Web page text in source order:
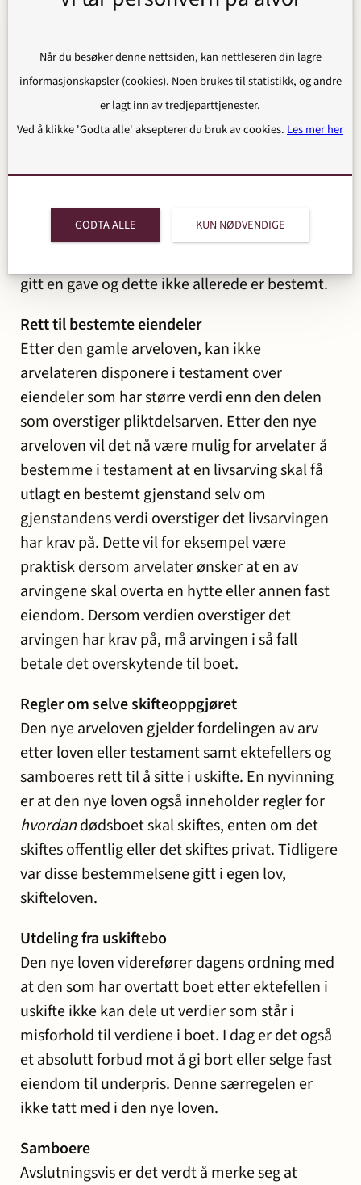
Etter den nye loven må dette avklares før
anledning til å avgjøre om han/hun aksepterer
en slik betingelse.
Det følger av loven at en slik betingelse bør
livsarvingene.
Når dagens regler gjelder fram til årsskiftet,
betyr det at det haster med å bestemme at
gitt en gave og dette ikke allerede er bestemt.
Rett til bestemte eiendeler
Etter den gamle arveloven, kan ikke
arvelateren disponere i testament over
eiendeler som har større verdi enn den delen
som overstiger pliktdelsarven. Etter den nye
arveloven vil det nå være mulig for arvelater å
bestemme i testament at en livsarving skal få
utlagt en bestemt gjenstand selv om
gjenstandens verdi overstiger det livsarvingen
har krav på. Dette vil for eksempel være
praktisk dersom arvelater ønsker at en av
arvingene skal overta en hytte eller annen fast
eiendom. Dersom verdien overstiger det
arvingen har krav på, må arvingen i så fall
betale det overskytende til boet.
Regler om selve skifteoppgjøret
Den nye arveloven gjelder fordelingen av arv
etter loven eller testament samt ektefellers og
samboeres rett til å sitte i uskifte. En nyvinning
er at den nye loven også inneholder regler for
hvordandødsboet skal skiftes, enten om det
skiftes offentlig eller det skiftes privat. Tidligere
var disse bestemmelsene gitt i egen lov,
skifteloven.
Utdeling fra uskiftebo
Den nye loven viderefører dagens ordning med
at den som har overtatt boet etter ektefellen i
uskifte ikke kan dele ut verdier som står i
misforhold til verdiene i boet. I dag er det også
et absolutt forbud mot å gi bort eller selge fast
eiendom til underpris. Denne særregelen er
ikke tatt med i den nye loven.
Samboere
Avslutningsvis er det verdt å merke seg at
Når du besøker denne nettsiden, kan nettleseren din lagre
informasjonskapsler (cookies). Noen brukes til statistikk, og andre
er lagt inn av tredjeparttjenester.
Ved å klikke 'Godta alle' aksepterer du bruk av cookies. Les mer her
GODTA ALLE KUN NØDVENDIGE